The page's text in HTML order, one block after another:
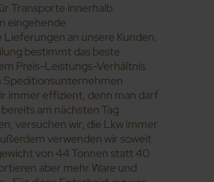
Transporte innerhalb
eingehende
an unsere Kunden,
bestimmt das beste
Preis-Leistungs-Verhältnis.
Speditionsunternehmen
immer effizient, denn man darf
am nächsten Tag
versuchen wir, die Lkw immer
verwenden wir soweit
von 44 Tonnen statt 40
aber mehr Ware und